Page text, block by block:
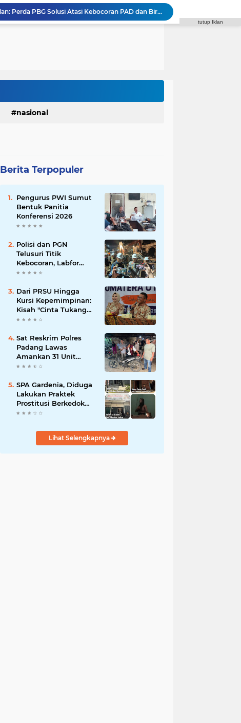
Komisi IV DPRD Medan: Perda PBG Solusi Atasi Kebocoran PAD dan Birokrasi
Zulkarnaen Pertanyakan Syarat Penerima PKH Medan Makmur, Minta Cakupan Diperluas hingga Desil 6
Polrestabes Medan Terima Audiensi DPC Angkatan Muda Sisingamangaraja XII, Perkuat Sinergitas Jaga Kamtibmas
nasional
Berita Terpopuler
Pengurus PWI Sumut
Bentuk Panitia
Konferensi 2026
Polisi dan PGN
Telusuri Titik
Kebocoran, Labfor
Pastikan Ledakan
Akumulasi Gas
Dari PRSU Hingga
Kursi Kepemimpinan:
Kisah "Cinta Tukang
Parkir"
Sat Reskrim Polres
Padang Lawas
Amankan 31 Unit
Sepeda Motor Diduga
Rumah Warga di Pasar
Latong
SPA Gardenia, Diduga
Lakukan Praktek
Prostitusi Berkedok
Pijat Reflexy
Lihat Selengkapnya
tutup Iklan